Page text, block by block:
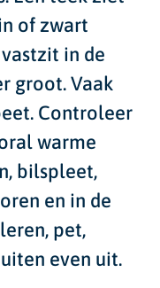
of zwart
in de
groot. Vaak
Controleer
warme
bilspleet,
en in de
pet,
even uit.